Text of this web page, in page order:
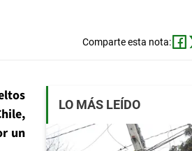
Comparte esta nota:
un
LO MÁS LEÍDO